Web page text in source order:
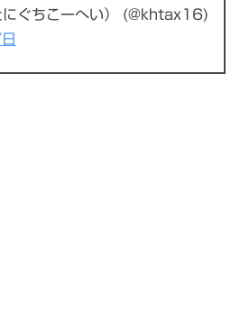
ぐちこーへい） (@khtax16)